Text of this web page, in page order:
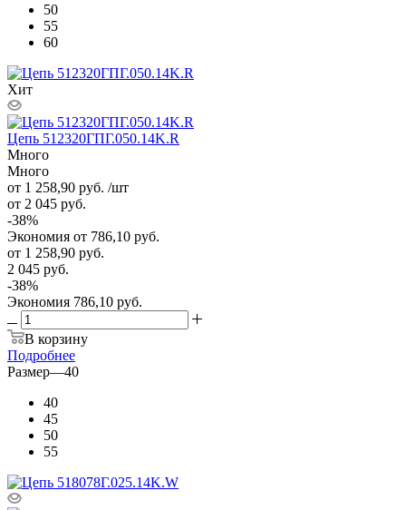
50
55
60
Хит
Цепь 512320ГПГ.050.14K.R
Много
Много
от 1 258,90 руб. /шт
от 2 045 руб.
-38%
Экономия от 786,10 руб.
от 1 258,90 руб.
2 045 руб.
-38%
Экономия 786,10 руб.
В корзину
Подробнее
Размер—40
40
45
50
55